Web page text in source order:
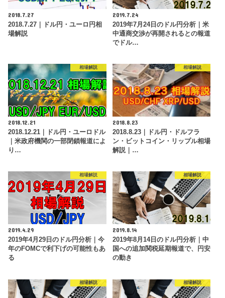
2018.7.27
2018.7.27｜ドル円・ユーロ円相
場解説
2019.7.24
2019年7月24日のドル円分析｜米
中通商交渉が再開されるとの報道
でドル…
相場解説
2018.12.21
2018.12.21｜ドル円・ユーロドル
｜米政府機関の一部閉鎖報道によ
り…
相場解説
2018.8.23
2018.8.23｜ドル円・ドルフラ
ン・ビットコイン・リップル相場
解説｜…
相場解説
2019.4.29
2019年4月29日のドル円分析｜今
年のFOMCで利下げの可能性もあ
る
相場解説
2019.8.14
2019年8月14日のドル円分析｜中
国への追加関税延期報道で、円安
の動き
相場解説 相場解説